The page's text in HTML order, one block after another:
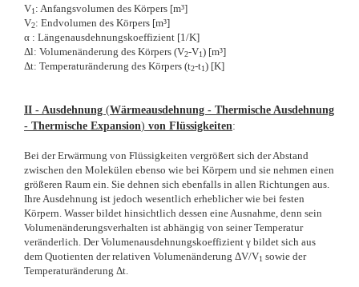
V1 : Anfangsvolumen des Körpers [m³]
V2: Endvolumen des Körpers [m³]
α : Längenausdehnungskoeffizient [1/K]
Δl: Volumenänderung des Körpers (V2-V1) [m³]
Δt: Temperaturänderung des Körpers (t2-t1) [K]
II - Ausdehnung (Wärmeausdehnung - Thermische Ausdehnung
- Thermische Expansion) von Flüssigkeiten:
Bei der Erwärmung von Flüssigkeiten vergrößert sich der Abstand
zwischen den Molekülen ebenso wie bei Körpern und sie nehmen einen
größeren Raum ein. Sie dehnen sich ebenfalls in allen Richtungen aus.
Ihre Ausdehnung ist jedoch wesentlich erheblicher wie bei festen
Körpern. Wasser bildet hinsichtlich dessen eine Ausnahme, denn sein
Volumenänderungsverhalten ist abhängig von seiner Temperatur
veränderlich. Der Volumenausdehnungskoeffizient γ bildet sich aus
dem Quotienten der relativen Volumenänderung ΔV/V1 sowie der
Temperaturänderung Δt.